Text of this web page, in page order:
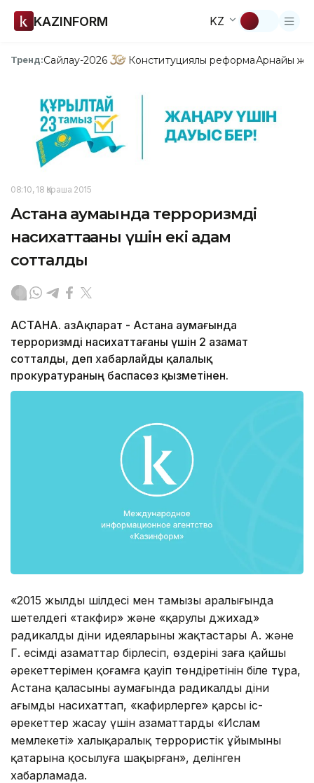
KAZINFORM KZ
Тренд:Сайлау-2026 Конституциялық реформаАрнайы
08:10, 18 Қараша 2015
Астана аумағында терроризмді
насихаттағаны үшін екі адам
сотталды
АСТАНА. ҚазАқпарат - Астана аумағында
терроризмді насихаттағаны үшін 2 азамат
сотталды, деп хабарлайды қалалық
прокуратураның баспасөз қызметінен.
«2015 жылдың шілдесі мен тамызы аралығында
шетелдегі «такфир» және «қарулы джихад»
радикалды діни идеяларының жақтастары А. және
Г. есімді азаматтар бірлесіп, өздерінің заңға қайшы
әрекеттерімен қоғамға қауіп төндіретінін біле тұра,
Астана қаласының аумағында радикалды діни
ағымды насихаттап, «кафирлерге» қарсы іс-
әрекеттер жасау үшін азаматтарды «Ислам
мемлекеті» халықаралық террористік ұйымының
қатарына қосылуға шақырған», делінген
хабарламада.